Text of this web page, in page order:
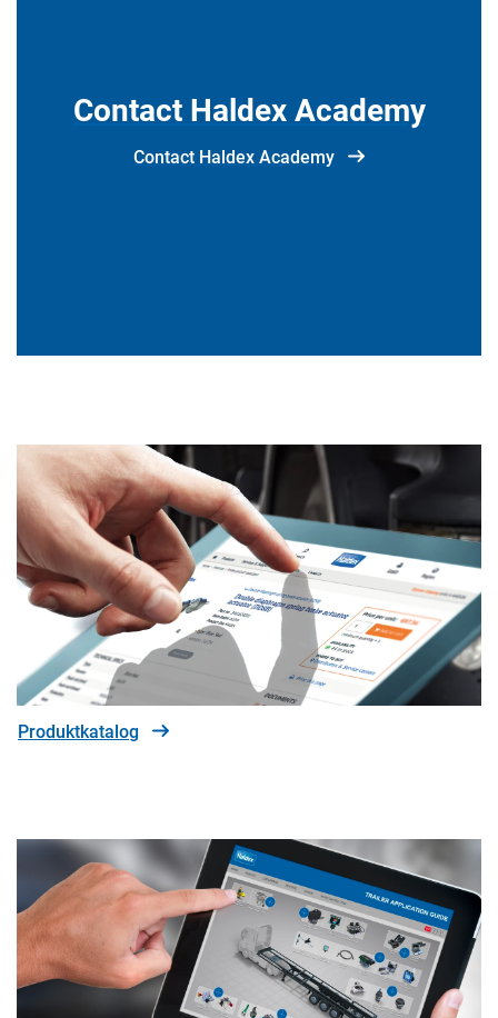
Contact Haldex Academy
Contact Haldex Academy
Produktkatalog